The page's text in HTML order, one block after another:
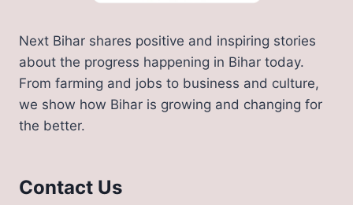
Next Bihar shares positive and inspiring stories
about the progress happening in Bihar today.
From farming and jobs to business and culture,
we show how Bihar is growing and changing for
the better.
Contact Us